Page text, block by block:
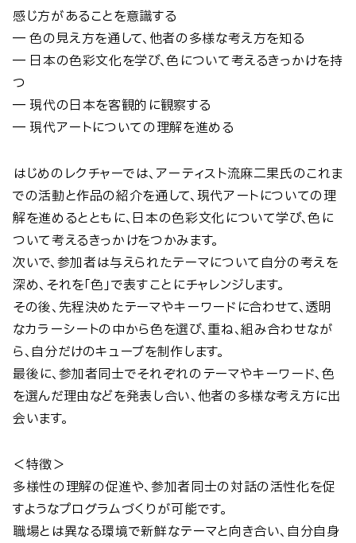
感じ方があることを意識する
― 色の見え方を通して、他者の多様な考え方を知る
― 日本の色彩文化を学び、色について考えるきっかけを持
つ
― 現代の日本を客観的に観察する
― 現代アートについての理解を進める
はじめのレクチャーでは、アーティスト流麻二果氏のこれま
での活動と作品の紹介を通して、現代アートについての理
解を進めるとともに、日本の色彩文化について学び、色に
ついて考えるきっかけをつかみます。
次いで、参加者は与えられたテーマについて自分の考えを
深め、それを「色」で表すことにチャレンジします。
その後、先程決めたテーマやキーワードに合わせて、透明
なカラーシートの中から色を選び、重ね、組み合わせなが
ら、自分だけのキューブを制作します。
最後に、参加者同士でそれぞれのテーマやキーワード、色
を選んだ理由などを発表し合い、他者の多様な考え方に出
会います。
＜特徴＞
多様性の理解の促進や、参加者同士の対話の活性化を促
すようなプログラムづくりが可能です。
職場とは異なる環境で新鮮なテーマと向き合い、自分自身